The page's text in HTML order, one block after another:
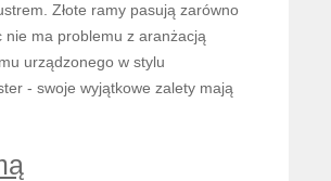
Złote ramy pasują zarówno
ma problemu z aranżacją
urządzonego w stylu
- swoje wyjątkowe zalety mają